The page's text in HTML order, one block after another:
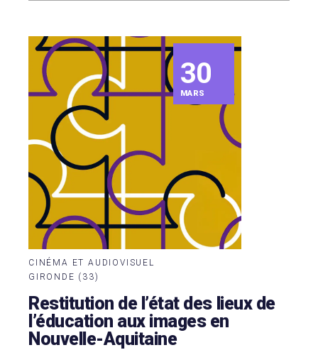
30
MARS
CINÉMA ET AUDIOVISUEL
GIRONDE (33)
Restitution de l’état des lieux de
l’éducation aux images en
Nouvelle-Aquitaine